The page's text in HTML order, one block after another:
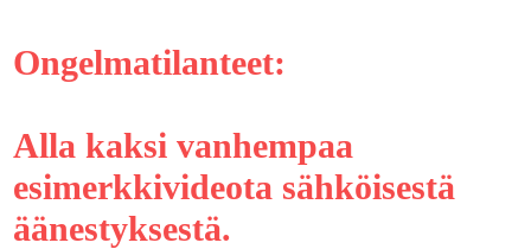
Ongelmatilanteet:
Alla kaksi vanhempaa
esimerkkivideota sähköisestä
äänestyksestä.